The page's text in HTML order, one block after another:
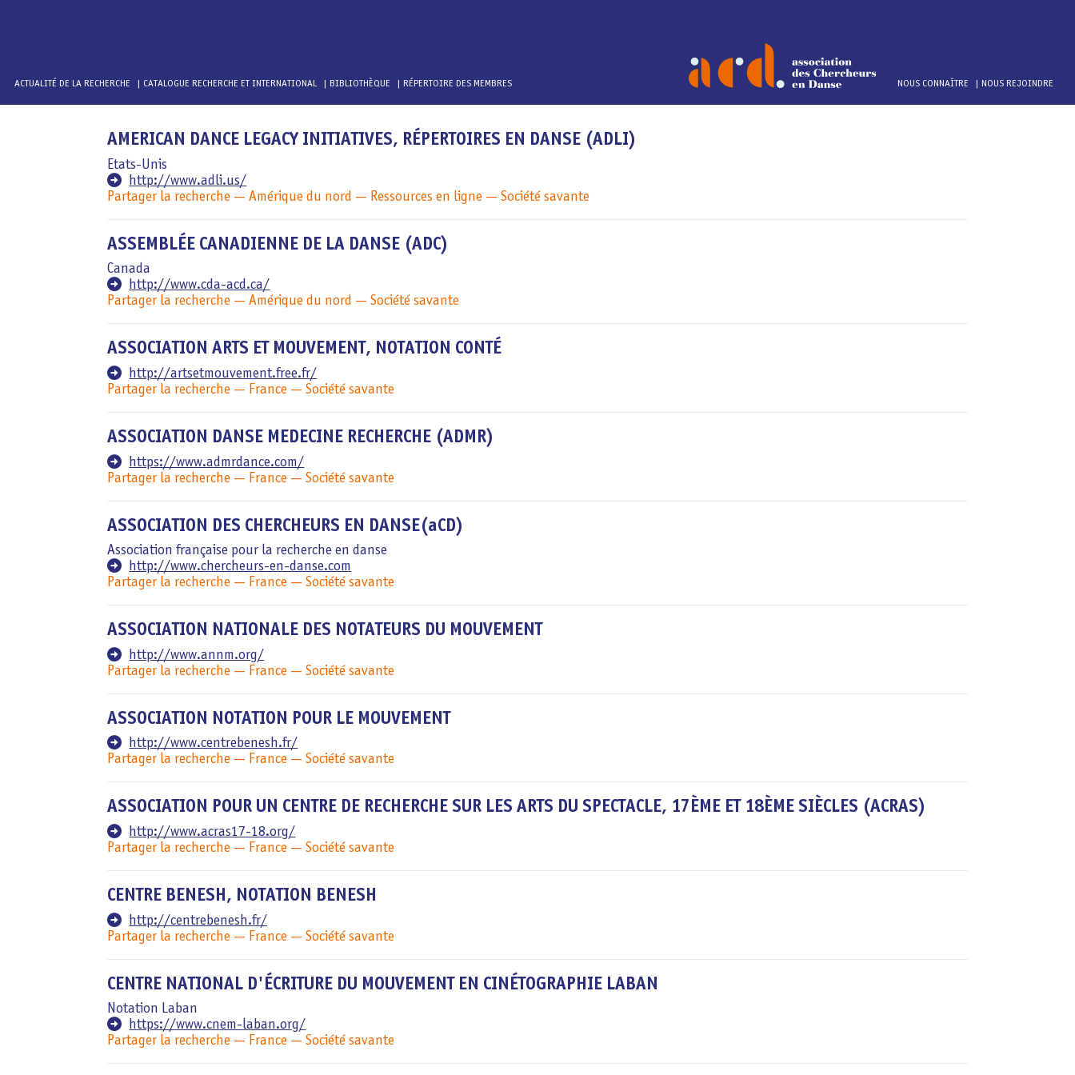
Navigation
principale
ACTUALITÉ DE LA RECHERCHE CATALOGUE RECHERCHE ET INTERNATIONAL BIBLIOTHÈQUE RÉPERTOIRE DES MEMBRES
Menu
top
NOUS CONNAÎTRE NOUS REJOINDRE
AMERICAN DANCE LEGACY INITIATIVES, RÉPERTOIRES EN DANSE (ADLI)
Etats-Unis
http://www.adli.us/
Partager la recherche
Amérique du nord Ressources en ligne Société savante
ASSEMBLÉE CANADIENNE DE LA DANSE (ADC)
Canada
http://www.cda-acd.ca/
Partager la recherche
Amérique du nord Société savante
ASSOCIATION ARTS ET MOUVEMENT, NOTATION CONTÉ
http://artsetmouvement.free.fr/
Partager la recherche
France Société savante
ASSOCIATION DANSE MEDECINE RECHERCHE (ADMR)
https://www.admrdance.com/
Partager la recherche
France Société savante
ASSOCIATION DES CHERCHEURS EN DANSE(aCD)
Association française pour la recherche en danse
http://www.chercheurs-en-danse.com
Partager la recherche
France Société savante
ASSOCIATION NATIONALE DES NOTATEURS DU MOUVEMENT
http://www.annm.org/
Partager la recherche
France Société savante
ASSOCIATION NOTATION POUR LE MOUVEMENT
http://www.centrebenesh.fr/
Partager la recherche
France Société savante
ASSOCIATION POUR UN CENTRE DE RECHERCHE SUR LES ARTS DU SPECTACLE, 17ÈME ET 18ÈME SIÈCLES (ACRAS)
http://www.acras17-18.org/
Partager la recherche
France Société savante
CENTRE BENESH, NOTATION BENESH
http://centrebenesh.fr/
Partager la recherche
France Société savante
CENTRE NATIONAL D'ÉCRITURE DU MOUVEMENT EN CINÉTOGRAPHIE LABAN
Notation Laban
https://www.cnem-laban.org/
Partager la recherche
France Société savante